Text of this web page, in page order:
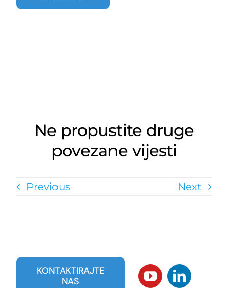
Ne propustite druge
povezane vijesti
Previous Next
KONTAKTIRAJTE
NAS